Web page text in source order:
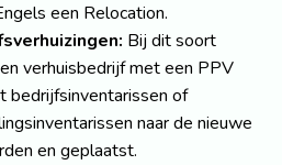
een Relocation.
Bij dit soort
verhuisbedrijf met een PPV
bedrijfsinventarissen of
naar de nieuwe
en geplaatst.